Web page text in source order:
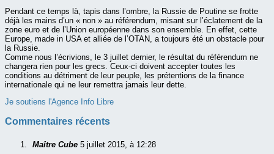
Pendant ce temps là, tapis dans l’ombre, la Russie de Poutine se frotte
déjà les mains d’un « non » au référendum, misant sur l’éclatement de la
zone euro et de l’Union européenne dans son ensemble. En effet, cette
Europe, made in USA et alliée de l’OTAN, a toujours été un obstacle pour
la Russie.
Comme nous l’écrivions, le 3 juillet dernier, le résultat du référendum ne
changera rien pour les grecs. Ceux-ci doivent accepter toutes les
conditions au détriment de leur peuple, les prétentions de la finance
internationale qui ne leur remettra jamais leur dette.
Je soutiens l'Agence Info Libre
Commentaires récents
Maître Cube 5 juillet 2015, à 12:28